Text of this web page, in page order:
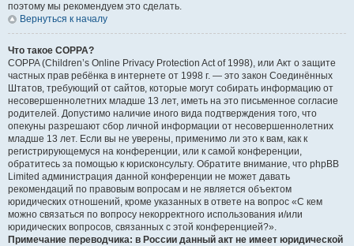
поэтому мы рекомендуем это сделать.
Вернуться к началу
Что такое COPPA?
COPPA (Children’s Online Privacy Protection Act of 1998), или Акт о защите
частных прав ребёнка в интернете от 1998 г. — это закон Соединённых
Штатов, требующий от сайтов, которые могут собирать информацию от
несовершеннолетних младше 13 лет, иметь на это письменное согласие
родителей. Допустимо наличие иного вида подтверждения того, что
опекуны разрешают сбор личной информации от несовершеннолетних
младше 13 лет. Если вы не уверены, применимо ли это к вам, как к
регистрирующемуся на конференции, или к самой конференции,
обратитесь за помощью к юрисконсульту. Обратите внимание, что phpBB
Limited администрация данной конференции не может давать
рекомендаций по правовым вопросам и не является объектом
юридических отношений, кроме указанных в ответе на вопрос «С кем
можно связаться по вопросу некорректного использования и/или
юридических вопросов, связанных с этой конференцией?».
Примечание переводчика: в России данный акт не имеет юридической